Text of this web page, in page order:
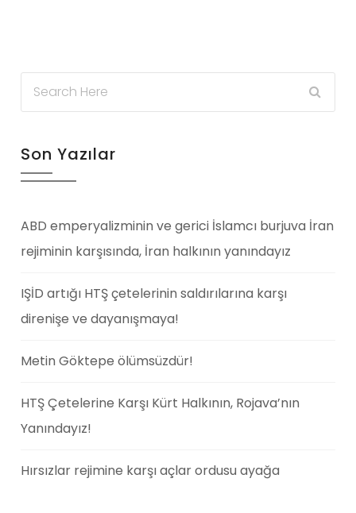
Son Yazılar
ABD emperyalizminin ve gerici İslamcı burjuva İran
rejiminin karşısında, İran halkının yanındayız
IŞİD artığı HTŞ çetelerinin saldırılarına karşı
direnişe ve dayanışmaya!
Metin Göktepe ölümsüzdür!
HTŞ Çetelerine Karşı Kürt Halkının, Rojava’nın
Yanındayız!
Hırsızlar rejimine karşı açlar ordusu ayağa